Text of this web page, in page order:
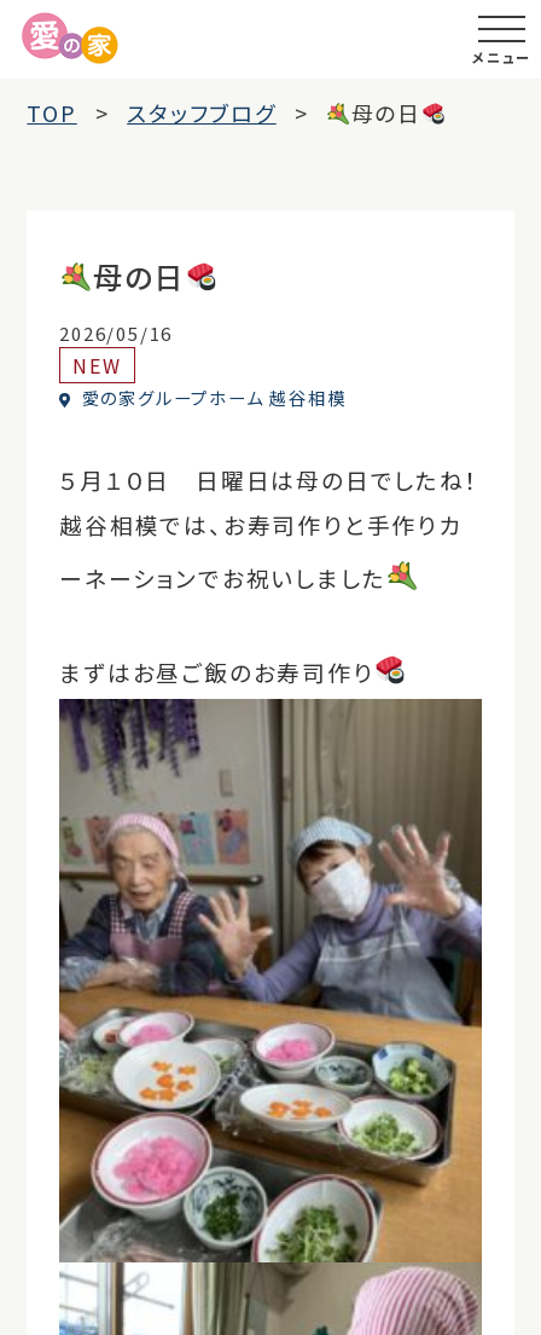
メニュー
TOP スタッフブログ 母の日
母の日
2026/05/16
NEW
愛の家グループホーム 越谷相模
５月１０日 日曜日は母の日でしたね！
越谷相模では、お寿司作りと手作りカ
ーネーションでお祝いしました
まずはお昼ご飯のお寿司作り